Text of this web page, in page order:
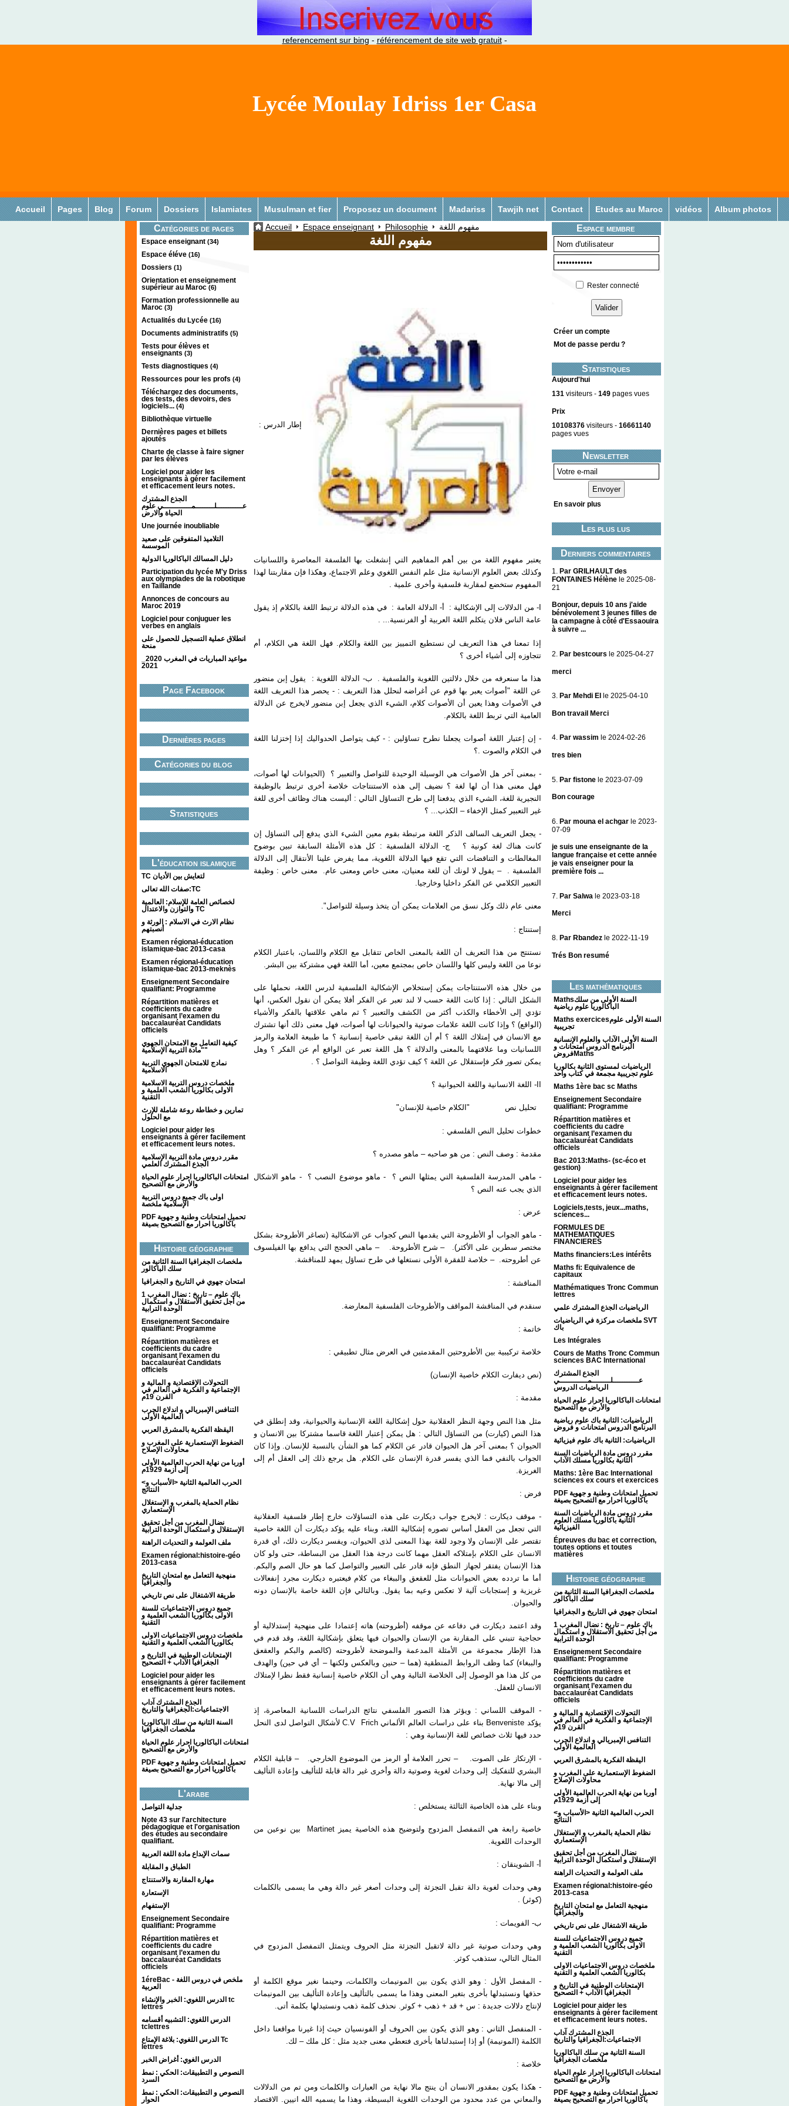
referencement sur bing - référencement de site web gratuit-
Lycée Moulay Idriss 1er Casa
Accueil Pages Blog Forum Dossiers Islamiates Musulman et fier Proposez un document Madariss Tawjih net Contact Etudes au Maroc vidéos Album photos
Catégories de pages
Espace enseignant (34)
Espace éléve (16)
Dossiers (1)
Orientation et enseignement
supérieur au Maroc (6)
Formation professionnelle au
Maroc (3)
Actualités du Lycée (16)
Documents administratifs (5)
Tests pour élèves et
enseignants (3)
Tests diagnostiques (4)
Ressources pour les profs (4)
Téléchargez des documents,
des tests, des devoirs, des
logiciels... (4)
Bibliothèque virtuelle
Dernières pages et billets
ajoutés
Charte de classe à faire signer
par les élèves
Logiciel pour aider les
enseignants à gérer facilement
et efficacement leurs notes.
الجذع المشترك
عـــــــــــلــــــــمــــــــــــي علوم
الحياة والارض
Une journée inoubliable
التلاميذ المتفوقين على صعيد
الموسسة
دليل المسالك الباكالوريا الدولية
Participation du lycée M'y Driss
aux olympiades de la robotique
en Taillande
Annonces de concours au
Maroc 2019
Logiciel pour conjuguer les
verbes en anglais
انطلاق عملية التسجيل للحصول على
منحة
2021
Page Facebook
Dernières pages
Catégories du blog
Statistiques
L'éducation islamique
TC لتعايش بين الأديان
صفات الله تعالى:TC
لخصائص العامة للإسلام: العالمية
والتوازن والاعتدال TC
نظام الارث في الاسلام : الورثة و
أنصبتهم
Examen régional-éducation
islamique-bac 2013-casa
Examen régional-éducation
islamique-bac 2013-meknès
Enseignement Secondaire
qualifiant: Programme
Répartition matières et
coefficients du cadre
organisant l’examen du
baccalauréat Candidats
officiels
كيفية التعامل مع الامتحان الجهوي
"مادة التربية الإسلامية"
نمادج للامتحان الجهوي التربية
الاسلامية
ملخصات دروس التربية الاسلامية
الاولى بكالوريا الشعب العلمية و
التقنية
تمارين و خطاطة روعة شاملة للإرث
مع الحلول
Logiciel pour aider les
enseignants à gérer facilement
et efficacement leurs notes.
مقرر دروس مادة التربية الإسلامية
الجذع المشترك العلمي
امتحانات الباكالوريا احرار علوم الحياة
والأرض مع التصحيح
اولى باك جميع دروس التربية
الإسلامية ملخصة
PDF تحميل امتحانات وطنية و جهوية
باكالوريا احرار مع التصحيح بصيغة
Histoire géographie
ملخصات الجغرافيا السنة الثانية من
سلك الباكالور
امتحان جهوي في التاريخ و الجغرافيا
1 باك علوم – تاريخ : نضال المغرب
من أجل تحقيق الاستقلال و استكمال
الوحدة الترابية
Enseignement Secondaire
qualifiant: Programme
Répartition matières et
coefficients du cadre
organisant l’examen du
baccalauréat Candidats
officiels
التحولات الإقتصادية و المالية و
الإجتماعية و الفكرية في العالم في
القرن 19م
التنافس الإمبريالي و اندلاع الحرب
العالمية الأولى
اليقظة الفكرية بالمشرق العربي
الضغوط الإستعمارية على المغرب و
محاولات الإصلاح
أوربا من نهاية الحرب العالمية الأولى
إلى أزمة 1929م
<الحرب العالمية الثانية <الأسباب و
النتائج
نظام الحماية بالمغرب و الإستغلال
الإستعماري
نضال المغرب من أجل تحقيق
الإستقلال و استكمال الوحدة الترابية
ملف العولمة و التحديات الراهنة
Examen régional:histoire-géo
2013-casa
منهجية التعامل مع امتحان التاريخ
والجغرافيا
طريقة الاشتغال على نص تاريخي
جميع دروس الاجتماعيات للسنة
الاولى بكالوريا الشعب العلمية و
التقنية
ملخصات دروس الاجتماعيات الاولى
بكالوريا الشعب العلمية و التقنية
الإمتحانات الوطنية في التاريخ و
الجغرافيا الآداب + التصحيح
Logiciel pour aider les
enseignants à gérer facilement
et efficacement leurs notes.
الجذع المشترك آداب
الاجتماعيات:الجغرافيا والتاريخ
السنة الثانية من سلك الباكالوريا
ملخصات الجغرافيا
امتحانات الباكالوريا احرار علوم الحياة
والأرض مع التصحيح
PDF تحميل امتحانات وطنية و جهوية
باكالوريا احرار مع التصحيح بصيغة
L'arabe
جدلية التواصل
Note 43 sur l'architecture
pédagogique et l'organisation
des études au secondaire
qualifiant.
سمات الإبداع مادة اللغة العربية
الطباق و المقابلة
مهارة المقارنة والاستنتاج
الإستعارة
الإستفهام
Enseignement Secondaire
qualifiant: Programme
Répartition matières et
coefficients du cadre
organisant l’examen du
baccalauréat Candidats
officiels
1éreBac - ملخص في دروس اللغة
العربية
الدرس اللغوي: الخبر والإنشاء tc
lettres
الدرس اللغوي: التشبيه أقسامه
tclettres
الدرس اللغوي: بلاغة الإمتاع Tc
lettres
الدرس الغوي: أغراض الخبر
النصوص و التطبيقات: الحكي : نمط
السرد
النصوص و التطبيقات: الحكي : نمط
الحوار
Espace membre
Rester connecté
Créer un compte
Mot de passe perdu ?
Statistiques
Aujourd'hui
131 visiteurs - 149 pages vues
Prix
10108376 visiteurs - 16661140
pages vues
Newsletter
En savoir plus
Les plus lus
Derniers commentaires
1.
Par GRILHAULT des
FONTAINES Hélène le 2025-08-
21
Bonjour, depuis 10 ans j'aide
bénévolement 3 jeunes filles de
la campagne à côté d'Essaouira
à suivre ...
2. Par bestcours le 2025-04-27
merci
3. Par Mehdi El le 2025-04-10
Bon travail Merci
4. Par wassim le 2024-02-26
tres bien
5. Par fistone le 2023-07-09
Bon courage
6. Par mouna el achgar le 2023-
07-09
je suis une enseignante de la
langue française et cette année
je vais enseigner pour la
première fois ...
7. Par Salwa le 2023-03-18
Merci
8. Par Rbandez le 2022-11-19
Trés Bon resumé
Les mathématiques
Mathsالسنة الأولى من سلك
الباكالوريا علوم رياضية
Maths exercicesالسنة الأولى علوم
تجريبية
السنة الأولى الآداب والعلوم الإنسانية
البرنامج الدروس امتحانات و
فروضMaths
الرياضيات لمستوى الثانية بكالوريا
علوم تجريبية مجمعة في كتاب واحد
Maths 1ère bac sc Maths
Enseignement Secondaire
qualifiant: Programme
Répartition matières et
coefficients du cadre
organisant l’examen du
baccalauréat Candidats
officiels
Bac 2013:Maths- (sc-éco et
gestion)
Logiciel pour aider les
enseignants à gérer facilement
et efficacement leurs notes.
Logiciels,tests, jeux...maths,
sciences...
FORMULES DE
MATHEMATIQUES
FINANCIERES
Maths financiers:Les intérêts
Maths fi: Equivalence de
capitaux
Mathématiques Tronc Commun
lettres
الرياضيات الجذع المشترك علمي
ملخصات مركزة في الرياضيات SVT
باك
Les Intégrales
Cours de Maths Tronc Commun
sciences BAC International
الجذع المشترك
عـــــــــــلــــــــمــــــــــــي
الرياضيات الدروس
امتحانات الباكالوريا احرار علوم الحياة
والأرض مع التصحيح
الرياضيات: الثانية باك علوم رياضية
البرنامج الدروس امتحانات و فروض
الرياضيات: الثانية باك علوم فيزيائية
مقرر دروس مادة الرياضيات السنة
الثانية بكالوريا مسلك الآداب
Maths: 1ère Bac International
sciences ex cours et exercices
PDF تحميل امتحانات وطنية و جهوية
باكالوريا احرار مع التصحيح بصيغة
مقرر دروس مادة الرياضيات السنة
الثانية باكالوريا مسلك العلوم
الفيزيائية
Épreuves du bac et correction,
toutes options et toutes
matières
Histoire géographie
ملخصات الجغرافيا السنة الثانية من
سلك الباكالور
امتحان جهوي في التاريخ و الجغرافيا
1 باك علوم – تاريخ : نضال المغرب
من أجل تحقيق الاستقلال و استكمال
الوحدة الترابية
Enseignement Secondaire
qualifiant: Programme
Répartition matières et
coefficients du cadre
organisant l’examen du
baccalauréat Candidats
officiels
التحولات الإقتصادية و المالية و
الإجتماعية و الفكرية في العالم في
القرن 19م
التنافس الإمبريالي و اندلاع الحرب
العالمية الأولى
اليقظة الفكرية بالمشرق العربي
الضغوط الإستعمارية على المغرب و
محاولات الإصلاح
أوربا من نهاية الحرب العالمية الأولى
إلى أزمة 1929م
<الحرب العالمية الثانية <الأسباب و
النتائج
نظام الحماية بالمغرب و الإستغلال
الإستعماري
نضال المغرب من أجل تحقيق
الإستقلال و استكمال الوحدة الترابية
ملف العولمة و التحديات الراهنة
Examen régional:histoire-géo
2013-casa
منهجية التعامل مع امتحان التاريخ
والجغرافيا
طريقة الاشتغال على نص تاريخي
جميع دروس الاجتماعيات للسنة
الاولى بكالوريا الشعب العلمية و
التقنية
ملخصات دروس الاجتماعيات الاولى
بكالوريا الشعب العلمية و التقنية
الإمتحانات الوطنية في التاريخ و
الجغرافيا الآداب + التصحيح
Logiciel pour aider les
enseignants à gérer facilement
et efficacement leurs notes.
الجذع المشترك آداب
الاجتماعيات:الجغرافيا والتاريخ
السنة الثانية من سلك الباكالوريا
ملخصات الجغرافيا
امتحانات الباكالوريا احرار علوم الحياة
والأرض مع التصحيح
PDF تحميل امتحانات وطنية و جهوية
باكالوريا احرار مع التصحيح بصيغة
Accueil Espace enseignant Philosophie مفهوم اللغة
مفهوم اللغة
إطار الدرس :
يعتبر مفهوم اللغة من بين أهم المفاهيم التي إنشغلت بها الفلسفة المعاصرة واللسانيات
وكذلك بعض العلوم الإنسانية مثل علم النفس اللغوي وعلم الاجتماع، وهكذا فإن مقاربتنا لهذا
المفهوم ستخضع لمقاربة فلسفية وأخرى علمية .
I- من الدلالات إلى الإشكالية : أ- الدلالة العامة : في هذه الدلالة ترتبط اللغة بالكلام إذ يقول
عامة الناس فلان يتكلم اللغة العربية أو الفرنسية... .
إذا تمعنا في هذا التعريف لن نستطيع التمييز بين اللغة والكلام. فهل اللغة هي الكلام، أم
تتجاوزه إلى أشياء أخرى ؟
هذا ما سنعرفه من خلال دلالتين اللغوية والفلسفية . ب- الدلالة اللغوية : يقول إبن منضور
عن اللغة "أصوات يعبر بها قوم عن أغراضه لنحلل هذا التعريف : - يحصر هذا التعريف اللغة
في الأصوات وهذا يعين أن الأصوات كلام، الشيء الذي يجعل إبن منضور لايخرج عن الدلالة
العامية التي تربط اللغة بالكلام.
- إن إعتبار اللغة أصوات يجعلنا نطرح تساؤلين : - كيف يتواصل الحدواليك إذا إختزلنا اللغة
في الكلام والصوت .؟
- بمعنى آخر هل الأصوات هي الوسيلة الوحيدة للتواصل والتعبير ؟ (الحيوانات لها أصوات،
فهل معنى هذا أن لها لغة ؟ نضيف إلى هذه الاستنتاجات خلاصة أخرى ترتبط بالوظيفة
النجيرية للغة، الشيء الذي يدفعنا إلى طرح التساؤل التالي : أليست هناك وظائف أخرى للغة
غير التعبير كمثل الإخفاء – الكذب... ؟
- يجعل التعريف السالف الذكر اللغة مرتبطة بقوم معين الشيء الذي يدفع إلى التساؤل إن
كانت هناك لغة كونية ؟ ج- الدلالة الفلسفية : كل هذه الأمثلة السابقة تبين بوضوح
المغالطات و التناقضات التي تقع فيها الدلالة اللغوية، مما يفرض علينا الأنتقال إلى الدلالة
الفلسفية . – يقول لا لونك أن للغة معنيان، معنى خاص ومعنى عام. معنى خاص : وظيفة
التعبير الكلامي عن الفكر داخليا وخارجيا.
معنى عام ذلك وكل نسق من العلامات يمكن أن يتخذ وسيلة للتواصل".
إستنتاج :
نستنتج من هذا التعريف أن اللغة بالمعنى الخاص تتقابل مع الكلام واللسان، باعتبار الكلام
نوعا من اللغة وليس كلها واللسان خاص بمجتمع معين، أما اللغة فهي مشتركة بين البشر.
من خلال هذه الاستنتاجات يمكن إستخلاص الإشكالية الفلسفية لدرس اللغة، نحملها على
الشكل التالي : إذا كانت اللغة حسب لا لند تعبر عن الفكر أفلا يمكن أن نقول العكس، أنها
تؤدي إلى الأخطاء والكذب أكثر من الكشف والتعبير ؟ ثم ماهي علاقتها بالفكر والأشياء
(الواقع) ؟ وإذا كانت اللغة علامات صوتية والحيوانات لها أصوات، فهل معنى ذلك أنها تشترك
مع الانسان في إمتلاك اللغة ؟ أم أن اللغة تبقى خاصية إنسانية ؟ ما طبيعة العلامة والرمز
اللسانيات وما علاقتهما بالمعنى والدلالة ؟ هل اللغة تعبر عن الواقع أم عن الفكر ؟ وهل
يمكن تصور فكر فإستقلال عن اللغة ؟ كيف تؤدي اللغة وظيفة التواصل ؟ .
تحليل نص "الكلام خاصية للإنسان"
خطوات تحليل النص الفلسفي :
مقدمة : وصف النص : من هو صاحبه – ماهو مصدره ؟
- ماهي المدرسة الفلسفية التي يمثلها النص ؟ - ماهو موضوع النصب ؟ - ماهو الاشكال
الذي يجب عنه النص ؟
عرض :
- ماهو الجواب أو الأطروحة التي يقدمها النص كجواب عن الاشكالية (تصاغر الأطروحة بشكل
مختصر سطرين على الأكثر). – شرح الأطروحة. – ماهي الحجج التي يدافع بها الفيلسوف
عن أطروحته. – خلاصة للفقرة الأولى نستغلها في طرح تساؤل يمهد للمناقشة.
المناقشة :
سنقدم في المناقشة المواقف والأطروحات الفلسفية المعارضة.
خاتمة :
خلاصة تركيبية بين الأطروحتين المقدمتين في العرض مثال تطبيقي :
(نص ديفارت الكلام خاصية الإنسان)
مقدمة :
مثل هذا النص وجهة النظر العقلانية حول إشكالية اللغة الإنسانية والحيوانية، وقد إنطلق في
هذا النص (كيارت) من التساؤل التالي : هل يمكن إعتبار اللغة قاسما مشتركا بين الانسان و
الحيوان ؟ بمعنى آخر هل الحيوان قادر عن الكلام كما هو الشأن بالنسبة للإنسان. وإذا كان
الجواب بالنفي فما الذي يفسر قدرة الإنسان على الكلام. هل يرجع ذلك إلى العقل أم إلى
الغريزة.
فرض :
- موقف ديكارت : لايخرج جواب ديكارت على هذه التساؤلات خارج إطار فلسفية العقلانية
التي تجعل من العقل أساس تصوره إشكالية اللغة، وبناء عليه يؤكد ديكارت أن اللغة خاصية
تقتصر على الإنسان ولا وجود للغة بهذا المعنى لذى الحيوان، ويفسر ديكارت ذلك، أي قدرة
الانسان على الكلام بإمتلاكه العقل مهما كانت درجة هذا العقل من البساطة، حتى ولو كان
هذا الإنسان يفتقر لجهاز النطق فإنه قادر على التعبير والتواصل كما هو حال الصم والبكم.
أما ما تردده بعض الحيوانات مثل للعقعق والببغاء من كلام فيعتبره ديكارت مجرد إنفعالات
غريزية و إستجابات آلية لا تعكس وعيه بما يقول. وبالتالي فإن اللغة خاصة بالإنسان دونه
والحيوان.
وقد اعتمد ديكارت في دفاعه عن موقفه (أطروحته) هاته إعتمادا على منهجية إستدلالية أو
حجاجية تنبني على المقارنة من الإنسان والحيوان فيها يتعلق بإشكالية اللغة، وقد قدم في
هذا الإطار مجموعة من الأمثلة المدعمة والموضحة لأطروحته (كالصم والبكم والعقعق
والببغاء) كما وظف الروابط المنطقية (هما – حنين وبالعكس ولكنها – أي في حين) والهدف
من كل هذا هو الوصول إلى الخلاصة التالية وهي أن الكلام خاصية إنسانية فقط نظرا لإمتلاك
الانسان للعقل.
- الموقف اللساني : ويؤثر هذا التصور الفلسفي نتائج الدراسات اللسانية المعاصرة، إذ
يؤكد Benveniste بناء على دراسات العالم الألماني C.V Frich لأشكال التواصل لدى النحل
حدد فيها ثلاث خصائص للغة الإنسانية وهي :
- الإرتكاز على الصوت. – تحرر العلامة أو الرمز من الموضوع الخارجي. – قابلية الكلام
البشري للتفكيك إلى وحداث لغوية وصوتية دالة وأخرى غير دالة قابلة للتأليف وإعادة التأليف
إلى مالا نهاية.
وبناء على هذه الخاصية الثالثة يستخلص :
خاصية رابعة هي التمفصل المزدوج ولتوضيح هذه الخاصية يميز Martinet بين نوعين من
الوحدات اللغوية.
أ- الشوينقان :
وهي وحدات لغوية دالة تقبل التجزئة إلى وحدات أصغر غير دالة وهي ما يسمى بالكلمات
(كوثر) .
ب- الفويمات :
وهي وحدات صوتية غير دالة لاتقبل التجزئة مثل الحروف ويتمثل التمفصل المزدوج في
المثال التالي، ستذهب كوثر.
- المفصل الأول : وهو الذي يكون بين المونيمات والكلمات، وحينما نغير موقع الكلمة أو
حذفها ونستبدلها بأخرى بتغير المعنى وهذا ما يسمى بالتأليف وإعادة التأليف بين المونيمات
لإنتاج دلالات جديدة : س + قد + ذهب + كوثر. نحذف كلمة ذهب ونستبدلها بكلمة أتى.
- المنفصل الثاني : وهو الذي يكون بين الحروف أو الفونسيان حيث إذا غيرنا مواقعنا داخل
الكلمة (المونيمة) أو إذا إستبدلناها بأخرى فتعطي معنى جديد مثل : كل ملك – لك.
خلاصة :
- هكذا يكون بمقدور الانسان أن ينتج مالا نهاية من العبارات والكلمات ومن تم من الدلالات
والمعاني من عدد محدود من الوحدات اللغوية البسيطة، وهذا ما يسميه الله انيين. الاقتصاد